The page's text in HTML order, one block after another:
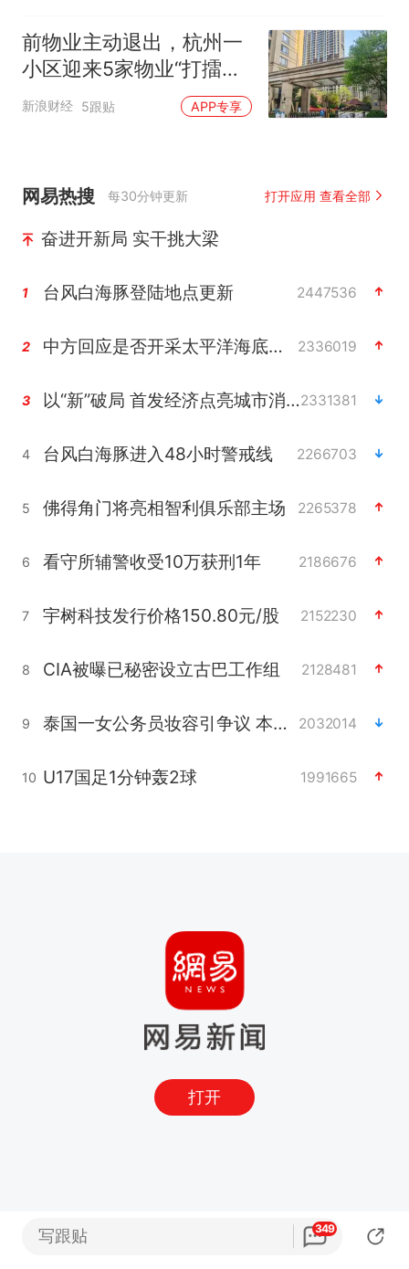
前物业主动退出，杭州一
小区迎来5家物业“打擂
台”，最终以91%的支持率
留下报价最高者
新浪财经 5跟贴 APP专享
网易热搜 每30分钟更新 打开应用 查看全部
奋进开新局 实干挑大梁
1 台风白海豚登陆地点更新 2447536
2 中方回应是否开采太平洋海底稀土资源 2336019
3 以“新”破局 首发经济点亮城市消费活力2331381
4 台风白海豚进入48小时警戒线 2266703
5 佛得角门将亮相智利俱乐部主场 2265378
6 看守所辅警收受10万获刑1年 2186676
7 宇树科技发行价格150.80元/股 2152230
8 CIA被曝已秘密设立古巴工作组 2128481
9 泰国一女公务员妆容引争议 本人回应 2032014
10 U17国足1分钟轰2球 1991665
打开
写跟贴 349